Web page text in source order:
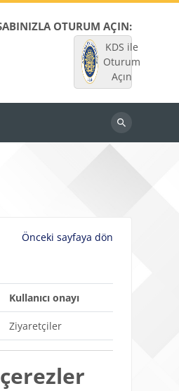
OTURUM AÇIN:
KDS ile
Oturum
Açın
Dersleri
ara
Önceki sayfaya dön
Kullanıcı onayı
Ziyaretçiler